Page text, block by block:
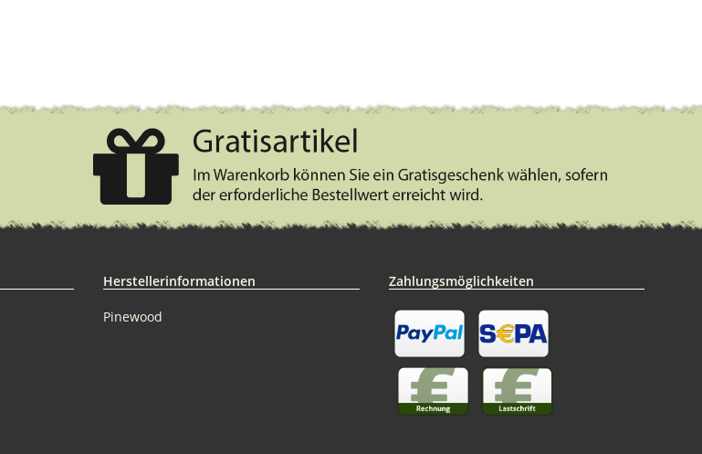
Herstellerinformationen
Pinewood
Zahlungsmöglichkeiten